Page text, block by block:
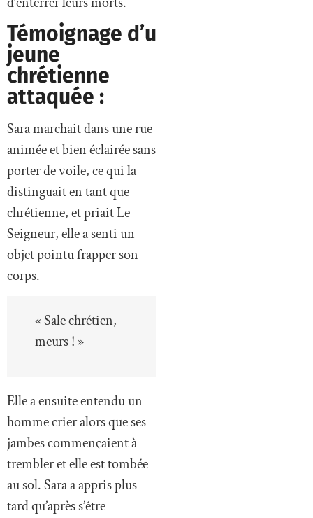
Témoignage d’une
jeune
chrétienne
attaquée :
Sara marchait dans une rue
animée et bien éclairée sans
porter de voile, ce qui la
distinguait en tant que
chrétienne, et priait Le
Seigneur, elle a senti un
objet pointu frapper son
corps.
« Sale chrétien,
meurs ! »
Elle a ensuite entendu un
homme crier alors que ses
jambes commençaient à
trembler et elle est tombée
au sol. Sara a appris plus
tard qu’après s’être